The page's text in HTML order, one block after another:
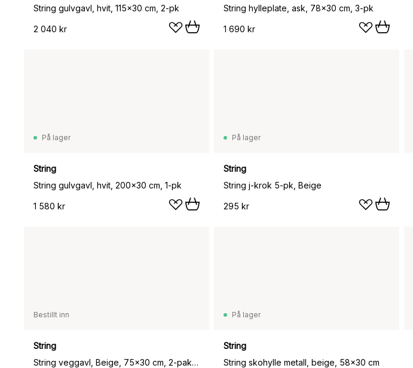
String gulvgavl, hvit, 115x30 cm, 2-pk
2 040 kr
String hylleplate, ask, 78x30 cm, 3-pk
1 690 kr
På lager
String
String gulvgavl, hvit, 200x30 cm, 1-pk
1 580 kr
På lager
String
String j-krok 5-pk, Beige
295 kr
Bestillt inn
String
String veggavl, Beige, 75x30 cm, 2-pakning
På lager
String
String skohylle metall, beige, 58x30 cm